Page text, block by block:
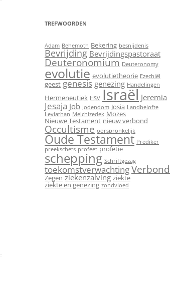
TREFWOORDEN
Adam Behemoth Bekering besnijdenis
Bevrijding Bevrijdingspastoraat
Deuteronomium Deuteronomy
evolutie evolutietheorie Ezechiël
geest genesis genezing Handelingen
Hermeneutiek HSV Israël Jeremia
Jesaja Job Jodendom Josia Landbelofte
Leviathan Melchizedek Mozes
Nieuwe Testament nieuw verbond
Occultisme oorspronkelijk
Oude Testament Prediker
preekschets profeet profetie
schepping Schriftgezag
toekomstverwachtingVerbond
Zegen ziekenzalving ziekte
ziekte en genezing zondvloed